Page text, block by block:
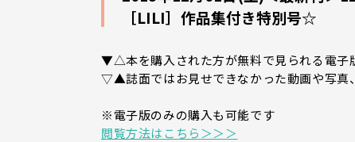
［LILI］作品集付き特別号☆
▼△本を購入された方が無料で見られる電
▽▲誌面ではお見せできなかった動画や写
※電子版のみの購入も可能です
閲覧方法はこちら＞＞＞